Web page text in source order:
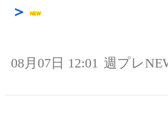
＞
08月07日 12:01 週プレ